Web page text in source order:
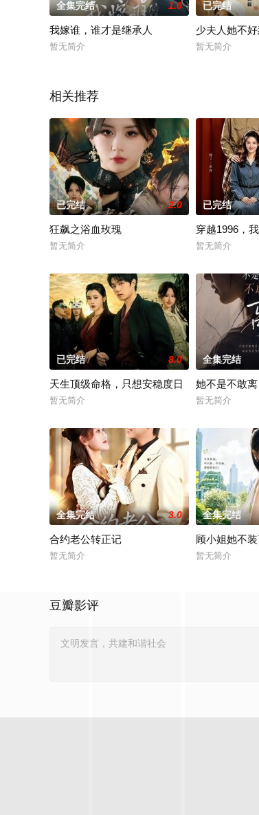
全集完结 1.0
我嫁谁，谁才是继承人
暂无简介
已完结
少夫人她不
暂无简介
相关推荐
已完结 2.0
狂飙之浴血玫瑰
暂无简介
已完结
穿越1996，
暂无简介
已完结 8.0
天生顶级命格，只想安稳度日
暂无简介
全集完结
她不是不敢离
暂无简介
全集完结 3.0
合约老公转正记
暂无简介
全集完结
顾小姐她不装
暂无简介
豆瓣影评